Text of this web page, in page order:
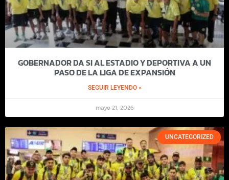
GOBERNADOR DA SI AL ESTADIO Y DEPORTIVA A UN
PASO DE LA LIGA DE EXPANSIÓN
SEGUIR LEYENDO »
mayo 21, 2026
UNCATEGORIZED